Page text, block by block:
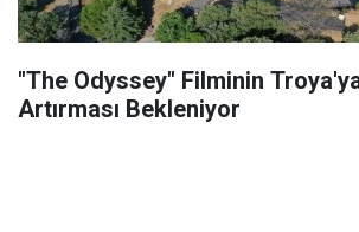
"The Odyssey" Filminin
Artırması Bekleniyor